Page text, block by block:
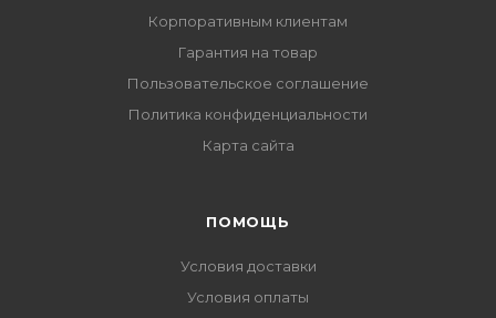
Корпоративным клиентам
Гарантия на товар
Пользовательское соглашение
Политика конфиденциальности
Карта сайта
ПОМОЩЬ
Условия доставки
Условия оплаты